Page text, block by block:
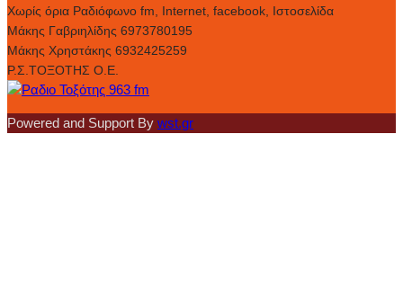
Xωρίς όρια Ραδιόφωνο fm, Internet, facebook, Ιστοσελίδα
Μάκης Γαβριηλίδης 6973780195
Μάκης Χρηστάκης 6932425259
Ρ.Σ.ΤΟΞΟΤΗΣ Ο.Ε.
Powered and Support By wst.gr